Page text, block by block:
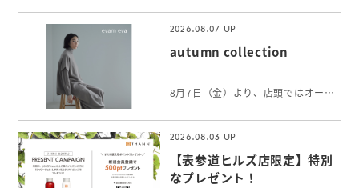
2026.08.07
autumn collection
8月7日（金）より、店頭ではオータムコレクションをご覧いただけます。 軽やかに纏えるウールのニットや、身体をやさしく包むリネンカシミヤのストールなど初秋に向けて、心身にそっと寄り添うアイテムが揃います。
2026.08.03
【表参道ヒルズ店限定】特別
なプレゼント！